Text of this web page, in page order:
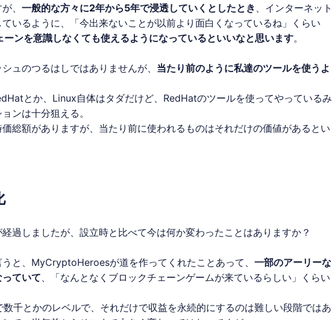
、 一般的な方々に2年から5年で浸透していくとしたとき 、インターネット
いるように、「今出来ないことが以前より面白くなっているね」くらい
ンを意識しなくても使えるようになっているといいなと思います。
ュのつるはしではありませんが、 当たり前のように私達のツールを使うよ
とか、Linux自体はタダだけど、RedHatのツールを使ってやっているみ
ンは十分狙える。
総額がありますが、当たり前に使われるものはそれだけの価値があるとい
しましたが、設立時と比べて今は何か変わったことはありますか？
、MyCryptoHeroesが道を作ってくれたことあって、 一部のアーリーな
ていて 、「なんとなくブロックチェーンゲームが来ているらしい」くらい
千とかのレベルで、それだけで収益を永続的にするのは難しい段階ではあ